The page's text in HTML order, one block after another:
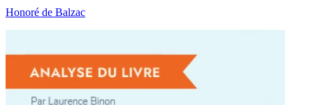
Honoré de Balzac